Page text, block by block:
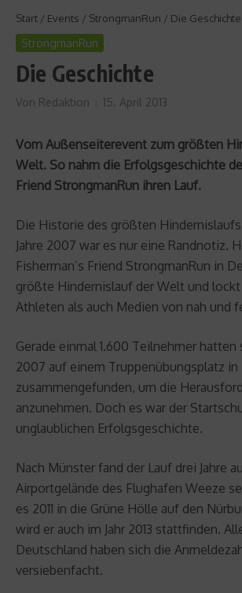
Start / Events / StrongmanRun / Die Geschichte
StrongmanRun
Die Geschichte
Von Redaktion 15. April 2013
Vom Außenseiterevent zum größten
Welt. So nahm die Erfolgsgeschichte
Friend StrongmanRun ihren Lauf.
Die Historie des größten
Jahre 2007 war es nur eine Randnotiz.
Fisherman’s Friend StrongmanRun in
größte Hindernislauf der Welt und
Athleten als auch Medien von nah und
Gerade einmal 1.600 Teilnehmer hatten
2007 auf einem Truppenübungsplatz
zusammengefunden, um die
anzunehmen. Doch es war der
unglaublichen Erfolgsgeschichte.
Nach Münster fand der Lauf drei Jahre
Airportgelände des Flughafen Weeze
es 2011 in die Grüne Hölle auf den
wird er auch im Jahr 2013 stattfinden.
Deutschland haben sich die
versiebenfacht.